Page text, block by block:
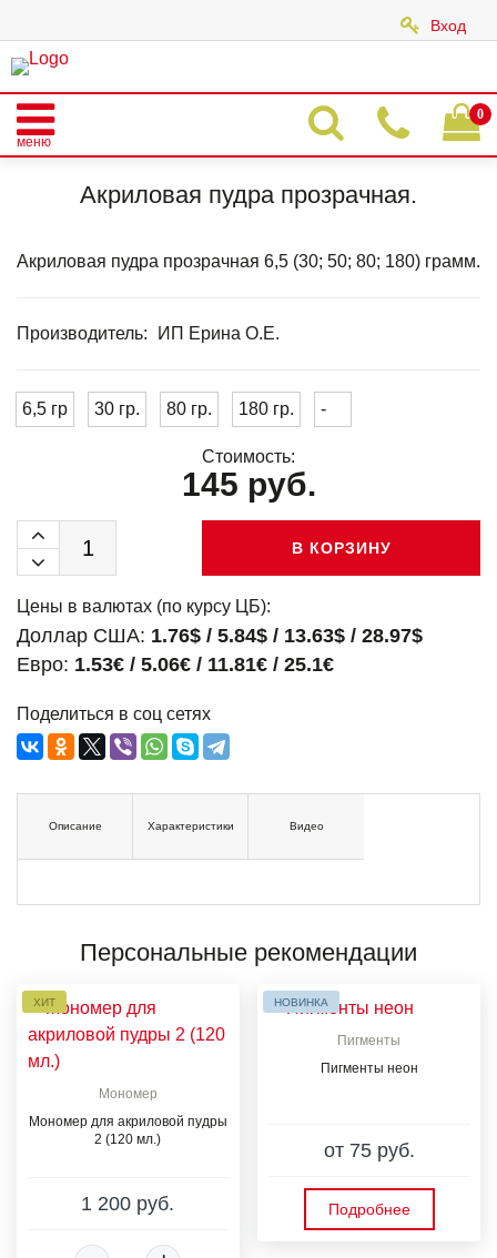
Вход
меню
0
Акриловая пудра прозрачная.
Акриловая пудра прозрачная 6,5 (30; 50; 80; 180) грамм.
Производитель: ИП Ерина О.Е.
6,5 гр 30 гр. 80 гр. 180 гр. -
Стоимость:
145 руб.
В КОРЗИНУ
Цены в валютах (по курсу ЦБ):
Доллар США: 1.76$ / 5.84$ / 13.63$ / 28.97$
Евро: 1.53€ / 5.06€ / 11.81€ / 25.1€
Поделиться в соц сетях
Описание Характеристики Видео
Персональные рекомендации
ХИТ
Мономер
Мономер для акриловой пудры
2 (120 мл.)
1 200 руб.
НОВИНКА
Пигменты
Пигменты неон
от 75 руб.
Подробнее